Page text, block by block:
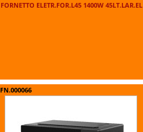
FORNETTO ELETR.FOR.L45 1400W 45LT.LAR.EL
FN.000066